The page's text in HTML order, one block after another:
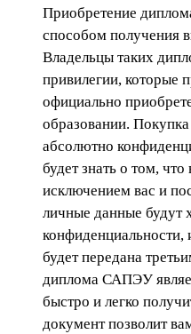
Приобретение
способом получения
Владельцы таких
привилегии, которые
официально
образовании.
абсолютно
будет знать о том,
исключением вас и
личные данные будут
конфиденциальности,
будет передана
диплома САПЭУ
быстро и легко
документ позволит